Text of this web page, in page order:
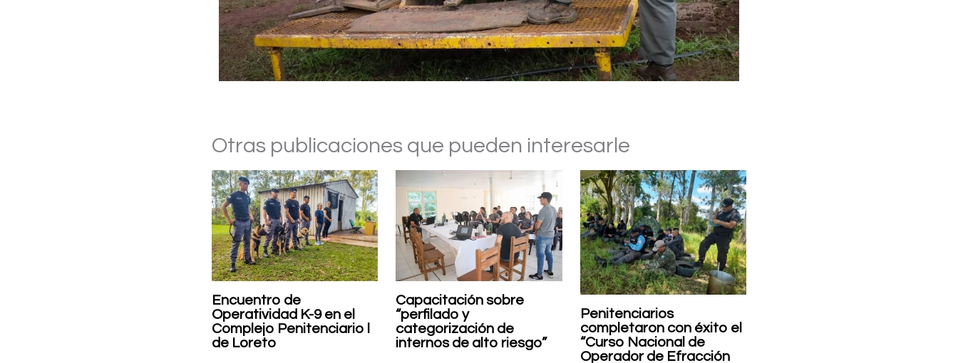
Otras publicaciones que pueden interesarle
Encuentro de
Operatividad K-9 en el
Complejo Penitenciario l
de Loreto
Capacitación sobre
“perfilado y
categorización de
internos de alto riesgo”
Penitenciarios
completaron con éxito el
“Curso Nacional de
Operador de Efracción